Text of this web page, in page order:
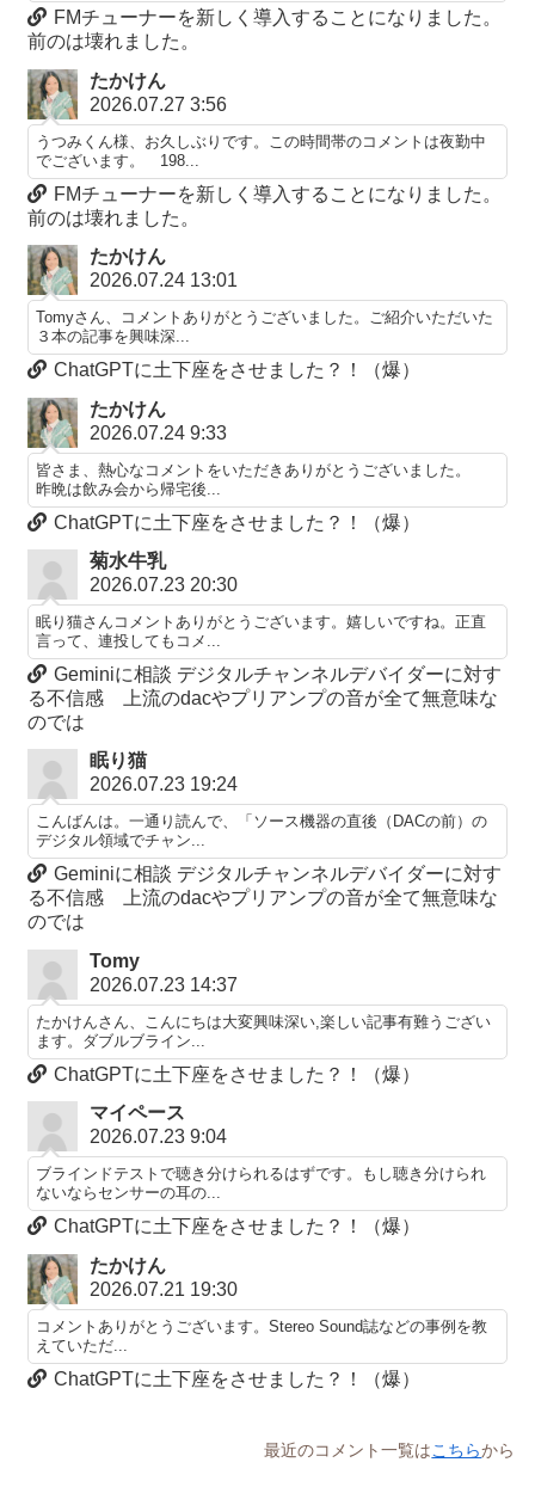
FMチューナーを新しく導入することになりました。
前のは壊れました。
たかけん
2026.07.27 3:56
うつみくん様、お久しぶりです。この時間帯のコメントは夜勤中
でございます。 198...
FMチューナーを新しく導入することになりました。
前のは壊れました。
たかけん
2026.07.24 13:01
Tomyさん、コメントありがとうございました。ご紹介いただいた
３本の記事を興味深...
ChatGPTに土下座をさせました？！（爆）
たかけん
2026.07.24 9:33
皆さま、熱心なコメントをいただきありがとうございました。
昨晩は飲み会から帰宅後...
ChatGPTに土下座をさせました？！（爆）
菊水牛乳
2026.07.23 20:30
眠り猫さんコメントありがとうございます。嬉しいですね。正直
言って、連投してもコメ...
Geminiに相談 デジタルチャンネルデバイダーに対す
る不信感 上流のdacやプリアンプの音が全て無意味な
のでは
眠り猫
2026.07.23 19:24
こんばんは。一通り読んで、「ソース機器の直後（DACの前）の
デジタル領域でチャン...
Geminiに相談 デジタルチャンネルデバイダーに対す
る不信感 上流のdacやプリアンプの音が全て無意味な
のでは
Tomy
2026.07.23 14:37
たかけんさん、こんにちは大変興味深い,楽しい記事有難うござい
ます。ダブルブライン...
ChatGPTに土下座をさせました？！（爆）
マイペース
2026.07.23 9:04
ブラインドテストで聴き分けられるはずです。もし聴き分けられ
ないならセンサーの耳の...
ChatGPTに土下座をさせました？！（爆）
たかけん
2026.07.21 19:30
コメントありがとうございます。Stereo Sound誌などの事例を教
えていただ...
ChatGPTに土下座をさせました？！（爆）
最近のコメント一覧はこちらから